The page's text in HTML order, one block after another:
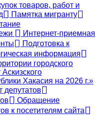
товаров, работ и
Памятка мигранту
Интернет-приемная
Подготовка к
информация
городского
Хакасия на 2026 г.»
депутатов
Обращение
к посетителям сайта